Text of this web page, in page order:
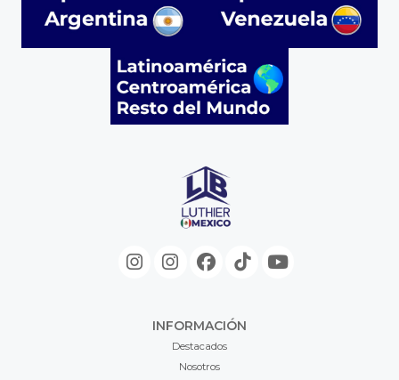
INFORMACIÓN
Destacados
Nosotros